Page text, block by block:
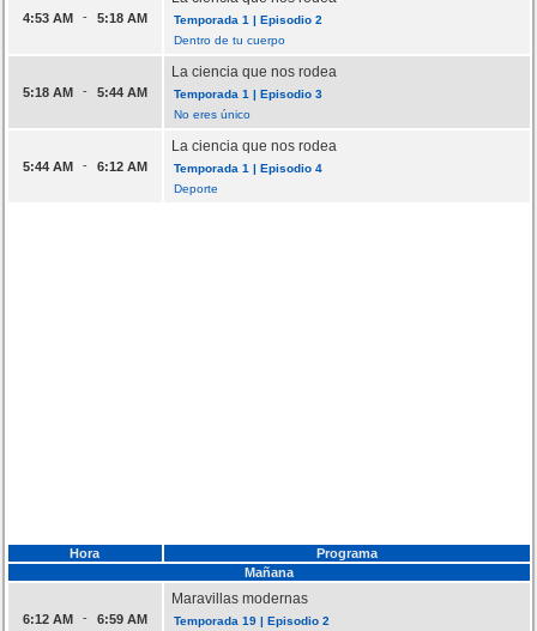
4:53 AM - 5:18 AM
Temporada 1 | Episodio 2
Dentro de tu cuerpo
5:18 AM - 5:44 AM
La ciencia que nos rodea
Temporada 1 | Episodio 3
No eres único
5:44 AM - 6:12 AM
La ciencia que nos rodea
Temporada 1 | Episodio 4
Deporte
Hora
Programa
Mañana
6:12 AM - 6:59 AM
Maravillas modernas
Temporada 19 | Episodio 2